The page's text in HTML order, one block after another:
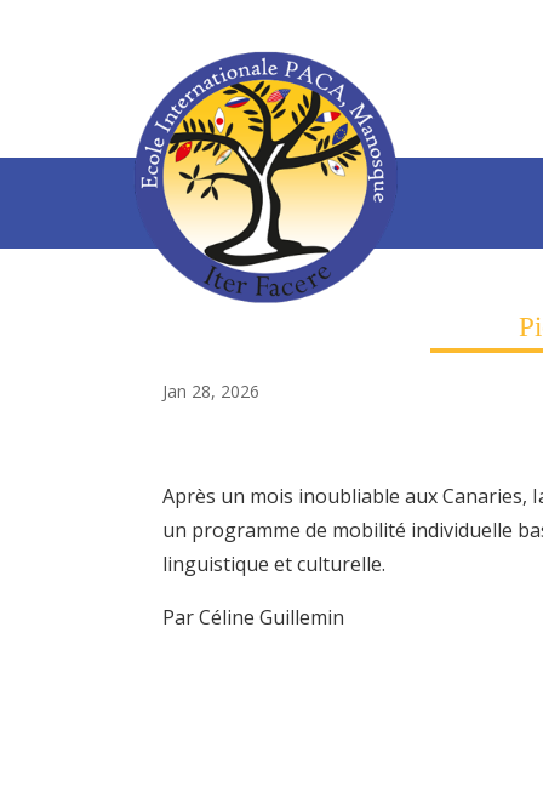
Jan 28, 2026
Après un mois inoubliable aux Canaries,
un programme de mobilité individuelle
linguistique et culturelle.
Par Céline Guillemin